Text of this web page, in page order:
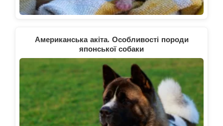
Американська акіта. Особливості породи
японської собаки